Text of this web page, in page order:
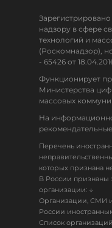
надзору в сфере
технологий и
(Роскомнадзор),
- 65426 от
Функционирует
Министерства
массовых
На
Перечень
которых признана
В России признаны
организации: ↓
Организации, СМИ
России
Список